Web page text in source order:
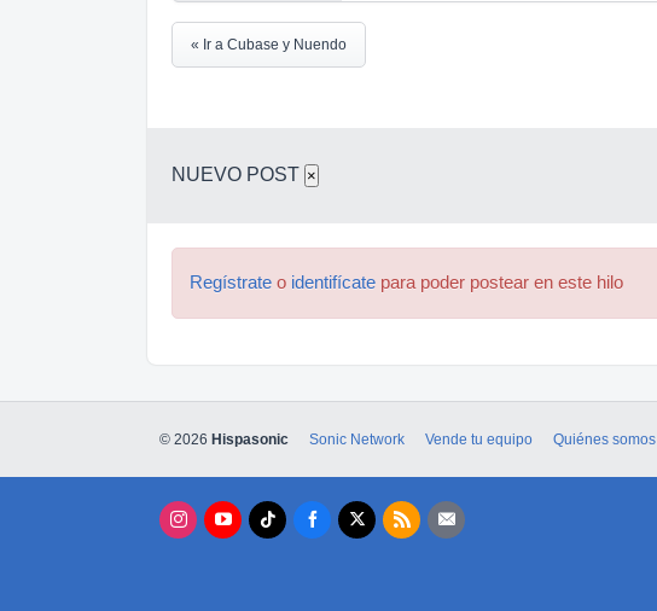
« Ir a Cubase y Nuendo
NUEVO POST ×
Regístrate o identifícate para poder postear en este hilo
© 2026 Hispasonic Sonic Network Vende tu equipo Quiénes somos